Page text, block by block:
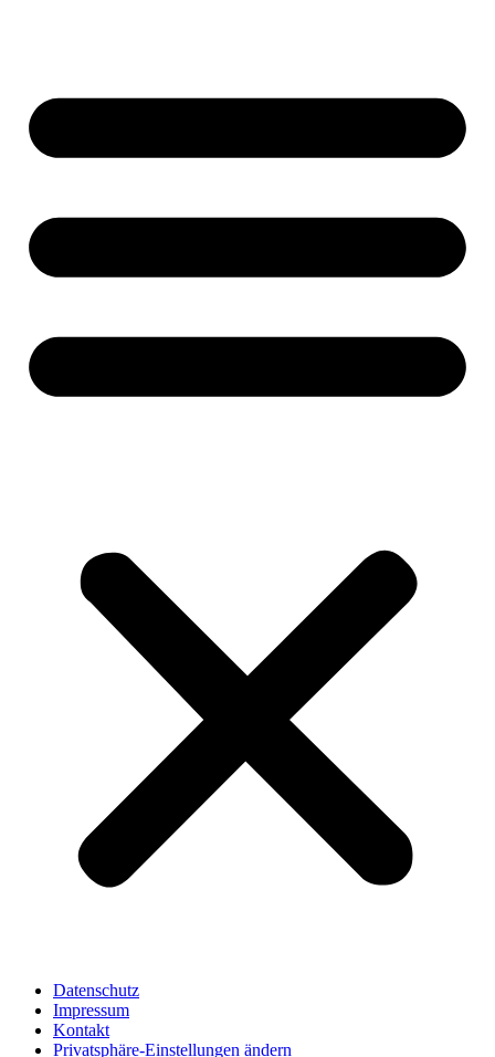
Datenschutz
Impressum
Kontakt
Privatsphäre-Einstellungen ändern